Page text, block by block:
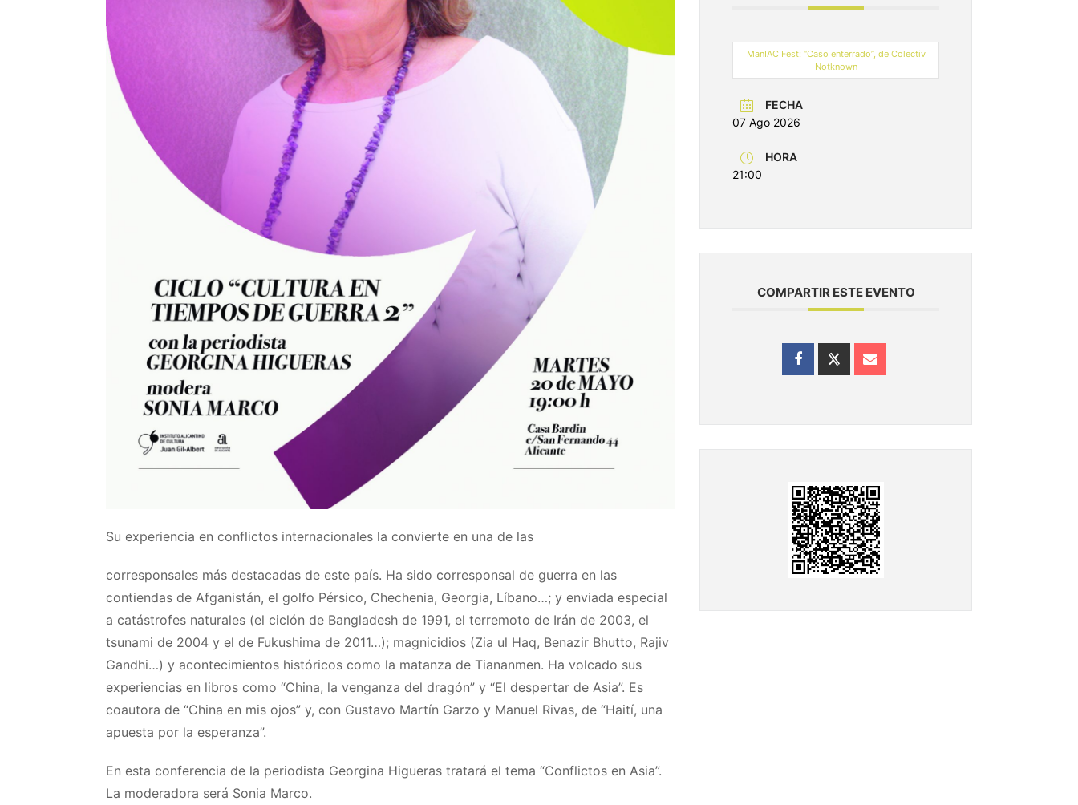
Su experiencia en conflictos internacionales la convierte en una de las
corresponsales más destacadas de este país. Ha sido corresponsal de guerra en las
contiendas de Afganistán, el golfo Pérsico, Chechenia, Georgia, Líbano…; y enviada especial
a catástrofes naturales (el ciclón de Bangladesh de 1991, el terremoto de Irán de 2003, el
tsunami de 2004 y el de Fukushima de 2011…); magnicidios (Zia ul Haq, Benazir Bhutto, Rajiv
Gandhi…) y acontecimientos históricos como la matanza de Tiananmen. Ha volcado sus
experiencias en libros como “China, la venganza del dragón” y “El despertar de Asia”. Es
coautora de “China en mis ojos” y, con Gustavo Martín Garzo y Manuel Rivas, de “Haití, una
apuesta por la esperanza”.
En esta conferencia de la periodista Georgina Higueras tratará el tema “Conflictos en Asia”.
La moderadora será Sonia Marco.
ManIAC Fest: “Caso enterrado”, de Colectiv
Notknown
FECHA
07 Ago 2026
HORA
21:00
COMPARTIR ESTE EVENTO